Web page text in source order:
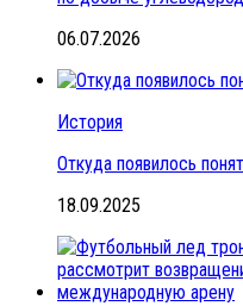
06.07.2026
История
Откуда появилось
18.09.2025